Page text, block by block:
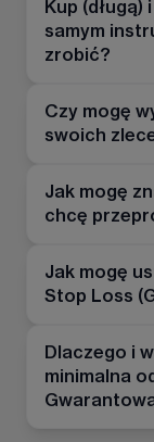
Kup
samym
zrobić?
Czy mogę
swoich
Jak mogę
chcę
Jak mogę
Stop Loss
Dlaczego i
minimalna